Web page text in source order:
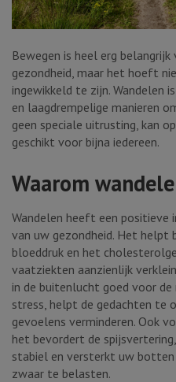
Bewegen is heel erg
gezondheid, maar het hoeft
ingewikkeld te zijn. Wandelen
en laagdrempelige manieren
geen speciale uitrusting, kan
geschikt voor bijna iedereen.
Waarom
Wandelen heeft een
van uw gezondheid. Het helpt
bloeddruk en het
vaatziekten aanzienlijk
in de buitenlucht goed voor
stress, helpt de gedachten te
gevoelens verminderen. Ook
het bevordert de
stabiel en versterkt uw
zwaar te belasten.